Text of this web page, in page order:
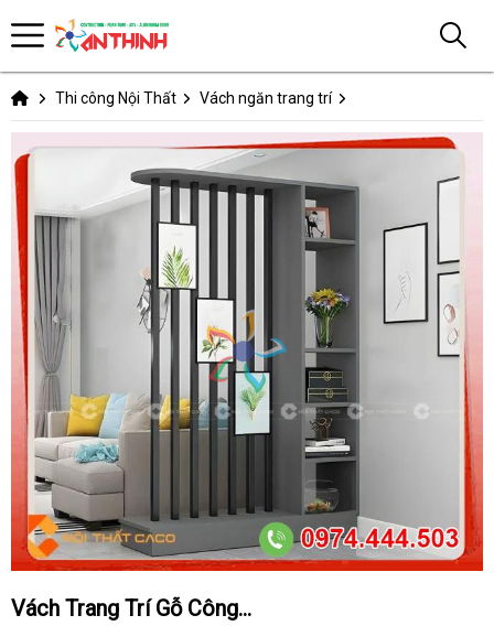
Thi công Nội Thất Vách ngăn trang trí
Vách Trang Trí Gỗ Công...